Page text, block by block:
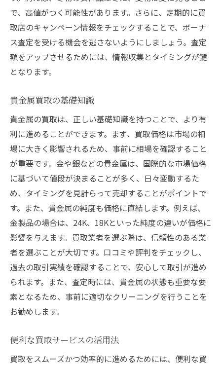
で、高値がつく可能性があります。さらに、定期的に買
取店のキャンペーン情報をチェックすることで、ボーナ
ス査定を受ける機会を逃さないようにしましょう。査定
額をアップさせるためには、情報収集とタイミングが鍵
となります。
貴金属買取の基礎知識
貴金属の買取は、正しい基礎知識を持つことで、より有
利に進めることができます。まず、買取価格は市場の相
場に大きく影響されるため、事前に相場を確認すること
が重要です。金や銀などの貴金属は、国際的な市場価格
に基づいて値段が決まることが多く、日々変動するた
め、タイミングを見計らって売却することがポイントで
す。また、貴金属の純度も価格に直結します。例えば、
金製品の場合は、24K、18Kといった純度の違いが価格に
影響を与えます。買取業者を選ぶ際は、信頼性のある業
者を選ぶことが大切です。口コミや評判をチェックし、
過去の取引実績を確認することで、安心して取引が進め
られます。また、査定時には、貴金属の状態も重要な要
素となるため、事前に適切なクリーニングを行うことを
お勧めします。
便利な買取サービスの活用法
買取をスムーズかつ効率的に進めるためには、便利な買